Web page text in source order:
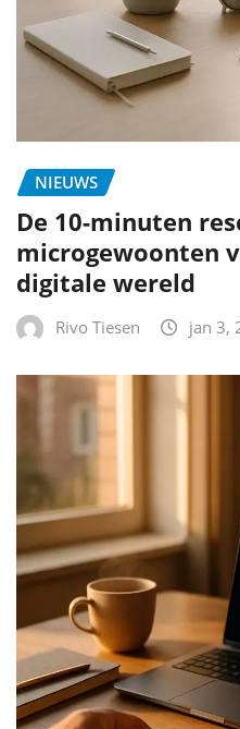
NIEUWS
De 10-minuten
microgewoonten
digitale wereld
Rivo Tiesen jan 3,